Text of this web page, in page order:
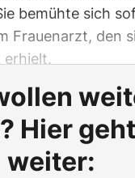
bemühte sich
Frauenarzt, den
erhielt.
Hier
weiter: